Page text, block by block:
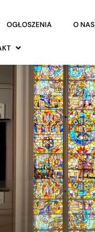
OGŁOSZENIA O NAS